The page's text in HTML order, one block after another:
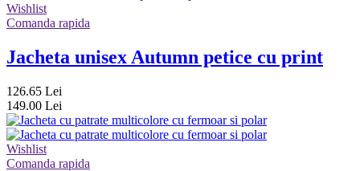
Wishlist
Comanda rapida
Jacheta unisex Autumn petice cu print
126.65 Lei
149.00 Lei
Wishlist
Comanda rapida